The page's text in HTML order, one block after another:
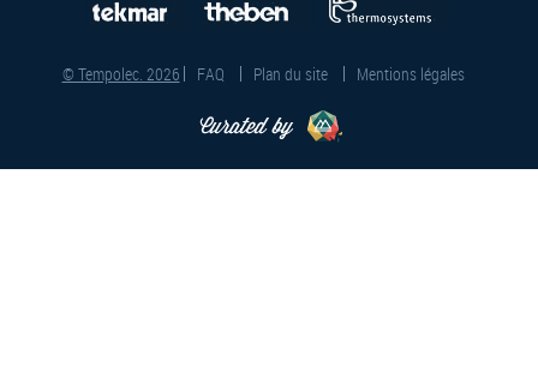
© Tempolec. 2026 FAQ Plan du site Mentions légales